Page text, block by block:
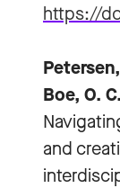
https://
Boe, O.
and